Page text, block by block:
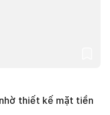
thiết kế mặt tiền